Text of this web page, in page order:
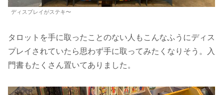
ディスプレイがステキ〜
タロットを手に取ったことのない人もこんなふうにディス
プレイされていたら思わず手に取ってみたくなりそう。入
門書もたくさん置いてありました。